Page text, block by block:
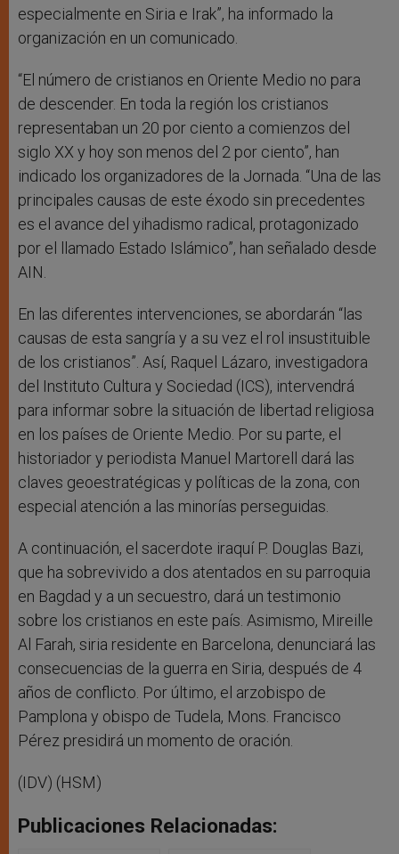
especialmente en Siria e Irak”, ha informado la
organización en un comunicado.
“El número de cristianos en Oriente Medio no para
de descender. En toda la región los cristianos
representaban un 20 por ciento a comienzos del
siglo XX y hoy son menos del 2 por ciento”, han
indicado los organizadores de la Jornada. “Una de las
principales causas de este éxodo sin precedentes
es el avance del yihadismo radical, protagonizado
por el llamado Estado Islámico”, han señalado desde
AIN.
En las diferentes intervenciones, se abordarán “las
causas de esta sangría y a su vez el rol insustituible
de los cristianos”. Así, Raquel Lázaro, investigadora
del Instituto Cultura y Sociedad (ICS), intervendrá
para informar sobre la situación de libertad religiosa
en los países de Oriente Medio. Por su parte, el
historiador y periodista Manuel Martorell dará las
claves geoestratégicas y políticas de la zona, con
especial atención a las minorías perseguidas.
A continuación, el sacerdote iraquí P. Douglas Bazi,
que ha sobrevivido a dos atentados en su parroquia
en Bagdad y a un secuestro, dará un testimonio
sobre los cristianos en este país. Asimismo, Mireille
Al Farah, siria residente en Barcelona, denunciará las
consecuencias de la guerra en Siria, después de 4
años de conflicto. Por último, el arzobispo de
Pamplona y obispo de Tudela, Mons. Francisco
Pérez presidirá un momento de oración.
(IDV) (HSM)
Publicaciones Relacionadas: